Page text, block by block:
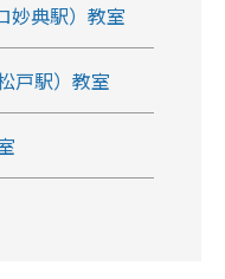
妙典駅）教室
戸駅）教室